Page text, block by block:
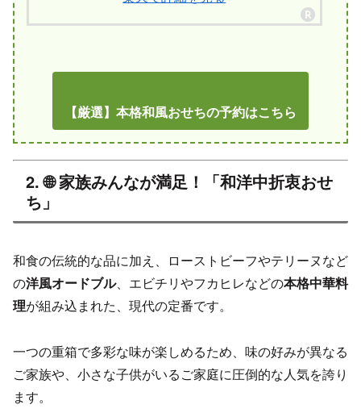
【厳選】本格和風おせちの予約はこちら
2. 🌐 家族みんなが満足！「和洋中折衷おせ
ち」
和食の伝統的な品に加え、ローストビーフやテリーヌなど
の洋風オードブル、エビチリやフカヒレなどの本格中華料
理が組み込まれた、現代の定番です。
一つの重箱で多彩な味が楽しめるため、味の好みが異なる
ご家族や、小さな子供がいるご家庭に圧倒的な人気を誇り
ます。